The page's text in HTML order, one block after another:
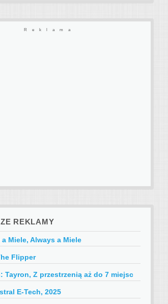
Reklama
REKLAMY
Miele, Always a Miele
Flipper
Tayron, Z przestrzenią aż do 7 miejsc
E-Tech, 2025